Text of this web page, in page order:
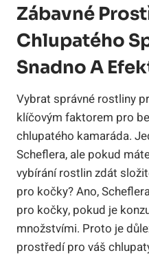
Zábavné
Chlupatého
Snadno A
Vybrat správné rostliny
klíčovým faktorem pro
chlupatého kamaráda.
Scheflera, ale pokud
vybírání rostlin zdát
pro kočky? Ano,
pro kočky, pokud je
množstvími. Proto je
prostředí pro váš